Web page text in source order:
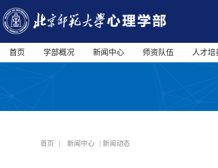
首页 学部概况 新闻中心 师资队伍 人才培
首页 新闻中心 | 新闻动态